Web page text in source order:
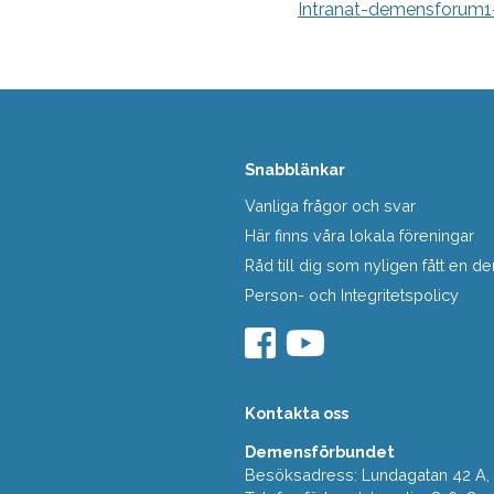
Intranat-
Snabblänkar
Vanliga frågor och svar
Här finns våra lokala föreningar
Råd till dig som nyligen fått en
Person- och Integritetspolicy
Kontakta oss
Demensförbundet
Besöksadress: Lundagatan 42 A,